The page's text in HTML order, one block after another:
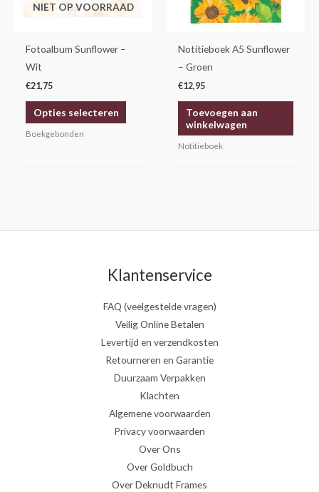
NIET OP VOORRAAD
Fotoalbum Sunflower –
Wit
€21,75
Opties selecteren
optie
productpagina
Boekgebonden
Notitieboek A5 Sunflower
– Groen
€12,95
Toevoegen aan
winkelwagen
Notitieboek
Klantenservice
FAQ (veelgestelde vragen)
Veilig Online Betalen
Levertijd en verzendkosten
Retourneren en Garantie
Duurzaam Verpakken
Klachten
Algemene voorwaarden
Privacy voorwaarden
Over Ons
Over Goldbuch
Over Deknudt Frames